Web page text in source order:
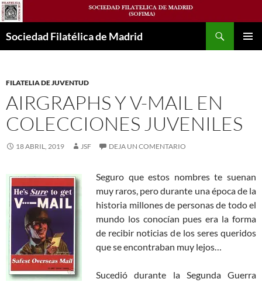
Saltar
al
contenido
Sociedad Filatélica de Madrid
FILATELIA DE JUVENTUD
AIRGRAPHS Y V-MAIL EN
COLECCIONES JUVENILES
18 ABRIL, 2019 JSF DEJA UN COMENTARIO
Seguro que estos nombres te suenan
muy raros, pero durante una época de la
historia millones de personas de todo el
mundo los conocían pues era la forma
de recibir noticias de los seres queridos
que se encontraban muy lejos…
Sucedió durante la Segunda Guerra